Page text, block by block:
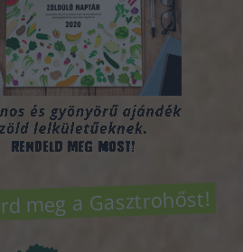
meg a Gasztrohőst!